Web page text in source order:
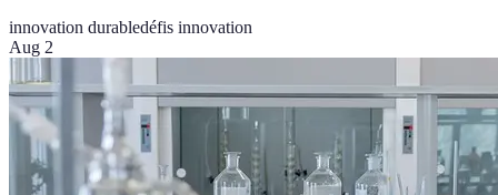
innovation durabledéfis innovation
Aug 2